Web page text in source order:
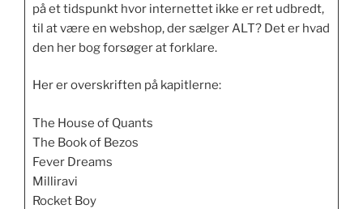
på et tidspunkt hvor internettet ikke er ret udbredt,
til at være en webshop, der sælger ALT? Det er hvad
den her bog forsøger at forklare.
Her er overskriften på kapitlerne:
The House of Quants
The Book of Bezos
Fever Dreams
Milliravi
Rocket Boy